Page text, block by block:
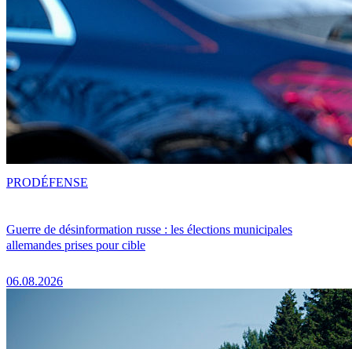
Guerre de désinformation russe : les élections municipales
allemandes prises pour cible
06.08.2026
PRODÉFENSE